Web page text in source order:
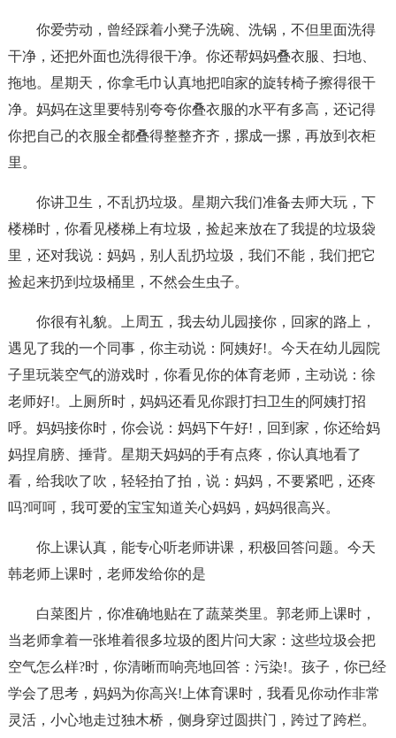
你爱劳动，曾经踩着小凳子洗碗、洗锅，不但里面洗得
干净，还把外面也洗得很干净。你还帮妈妈叠衣服、扫地、
拖地。星期天，你拿毛巾认真地把咱家的旋转椅子擦得很干
净。妈妈在这里要特别夸夸你叠衣服的水平有多高，还记得
你把自己的衣服全都叠得整整齐齐，摞成一摞，再放到衣柜
里。
你讲卫生，不乱扔垃圾。星期六我们准备去师大玩，下
楼梯时，你看见楼梯上有垃圾，捡起来放在了我提的垃圾袋
里，还对我说：妈妈，别人乱扔垃圾，我们不能，我们把它
捡起来扔到垃圾桶里，不然会生虫子。
你很有礼貌。上周五，我去幼儿园接你，回家的路上，
遇见了我的一个同事，你主动说：阿姨好!。今天在幼儿园院
子里玩装空气的游戏时，你看见你的体育老师，主动说：徐
老师好!。上厕所时，妈妈还看见你跟打扫卫生的阿姨打招
呼。妈妈接你时，你会说：妈妈下午好!，回到家，你还给妈
妈捏肩膀、捶背。星期天妈妈的手有点疼，你认真地看了
看，给我吹了吹，轻轻拍了拍，说：妈妈，不要紧吧，还疼
吗?呵呵，我可爱的宝宝知道关心妈妈，妈妈很高兴。
你上课认真，能专心听老师讲课，积极回答问题。今天
韩老师上课时，老师发给你的是
白菜图片，你准确地贴在了蔬菜类里。郭老师上课时，
当老师拿着一张堆着很多垃圾的图片问大家：这些垃圾会把
空气怎么样?时，你清晰而响亮地回答：污染!。孩子，你已经
学会了思考，妈妈为你高兴!上体育课时，我看见你动作非常
灵活，小心地走过独木桥，侧身穿过圆拱门，跨过了跨栏。